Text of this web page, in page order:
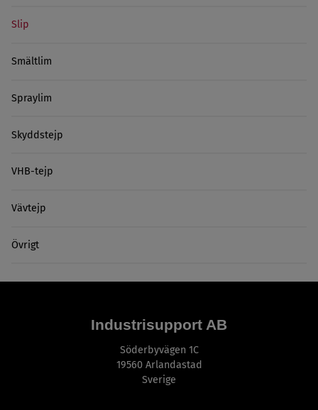
Slip
Smältlim
Spraylim
Skyddstejp
VHB-tejp
Vävtejp
Övrigt
Industrisupport AB
Söderbyvägen 1C
19560 Arlandastad
Sverige